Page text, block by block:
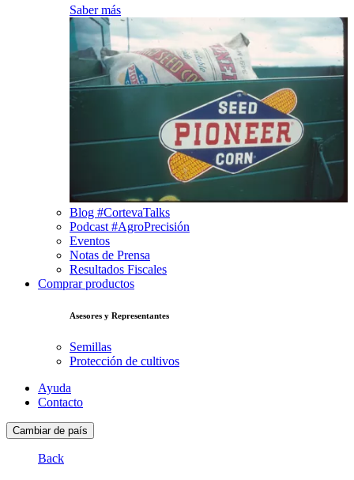
Saber más
Blog #CortevaTalks
Podcast #AgroPrecisión
Eventos
Notas de Prensa
Resultados Fiscales
Comprar productos
Asesores y Representantes
Semillas
Protección de cultivos
Ayuda
Contacto
Cambiar de país
Back